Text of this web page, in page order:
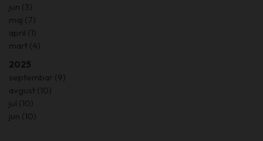
jun (3)
maj (7)
april (1)
mart (4)
2025
septembar (9)
avgust (10)
jul (10)
jun (10)